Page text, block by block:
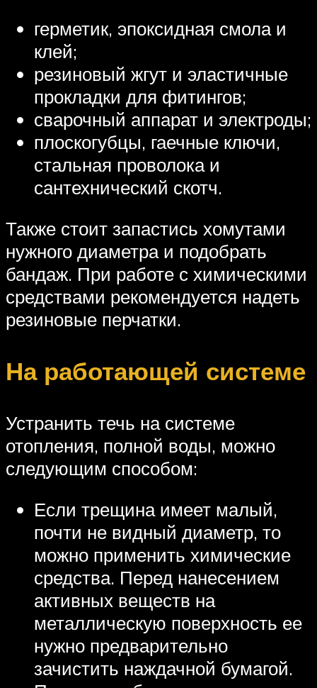
герметик, эпоксидная смола и
клей;
резиновый жгут и эластичные
прокладки для фитингов;
сварочный аппарат и электроды;
плоскогубцы, гаечные ключи,
стальная проволока и
сантехнический скотч.
Также стоит запастись хомутами
нужного диаметра и подобрать
бандаж. При работе с химическими
средствами рекомендуется надеть
резиновые перчатки.
На работающей системе
Устранить течь на системе
отопления, полной воды, можно
следующим способом:
Если трещина имеет малый,
почти не видный диаметр, то
можно применить химические
средства. Перед нанесением
активных веществ на
металлическую поверхность ее
нужно предварительно
зачистить наждачной бумагой.